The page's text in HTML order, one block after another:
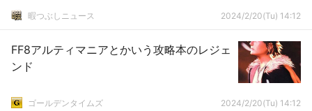
暇つぶしニュース 2024/2/20(Tu) 14:12
FF8アルティマニアとかいう攻略本のレジェ
ンド
ゴールデンタイムズ 2024/2/20(Tu) 14:12